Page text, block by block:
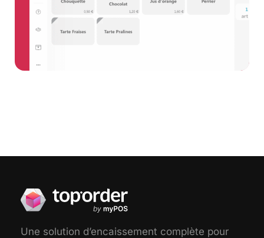
Une solution d’encaissement complète pour